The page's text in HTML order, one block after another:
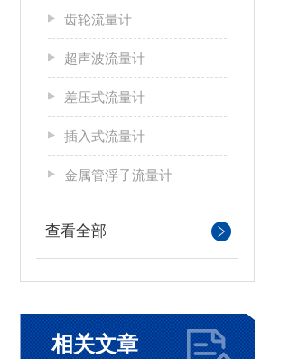
齿轮流量计
超声波流量计
差压式流量计
插入式流量计
金属管浮子流量计
查看全部
相关文章